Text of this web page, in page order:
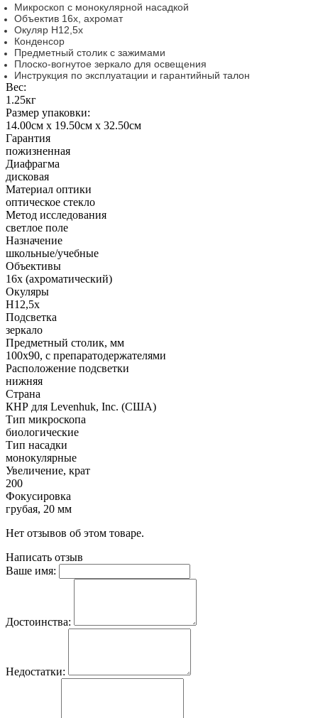
Микроскоп с монокулярной насадкой
Объектив 16х, ахромат
Окуляр H12,5х
Конденсор
Предметный столик с зажимами
Плоско-вогнутое зеркало для освещения
Инструкция по эксплуатации и гарантийный талон
Вес:
1.25кг
Размер упаковки:
14.00см x 19.50см x 32.50см
Гарантия
пожизненная
Диафрагма
дисковая
Материал оптики
оптическое стекло
Метод исследования
светлое поле
Назначение
школьные/учебные
Объективы
16x (ахроматический)
Окуляры
H12,5x
Подсветка
зеркало
Предметный столик, мм
100х90, с препаратодержателями
Расположение подсветки
нижняя
Страна
КНР для Levenhuk, Inc. (США)
Тип микроскопа
биологические
Тип насадки
монокулярные
Увеличение, крат
200
Фокусировка
грубая, 20 мм
Нет отзывов об этом товаре.
Написать отзыв
Ваше имя:
Достоинства:
Недостатки: